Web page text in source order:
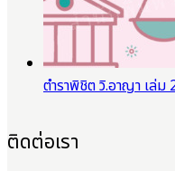
ตำราพิชิต วิ.อาญา เล่ม
ติดต่อเรา